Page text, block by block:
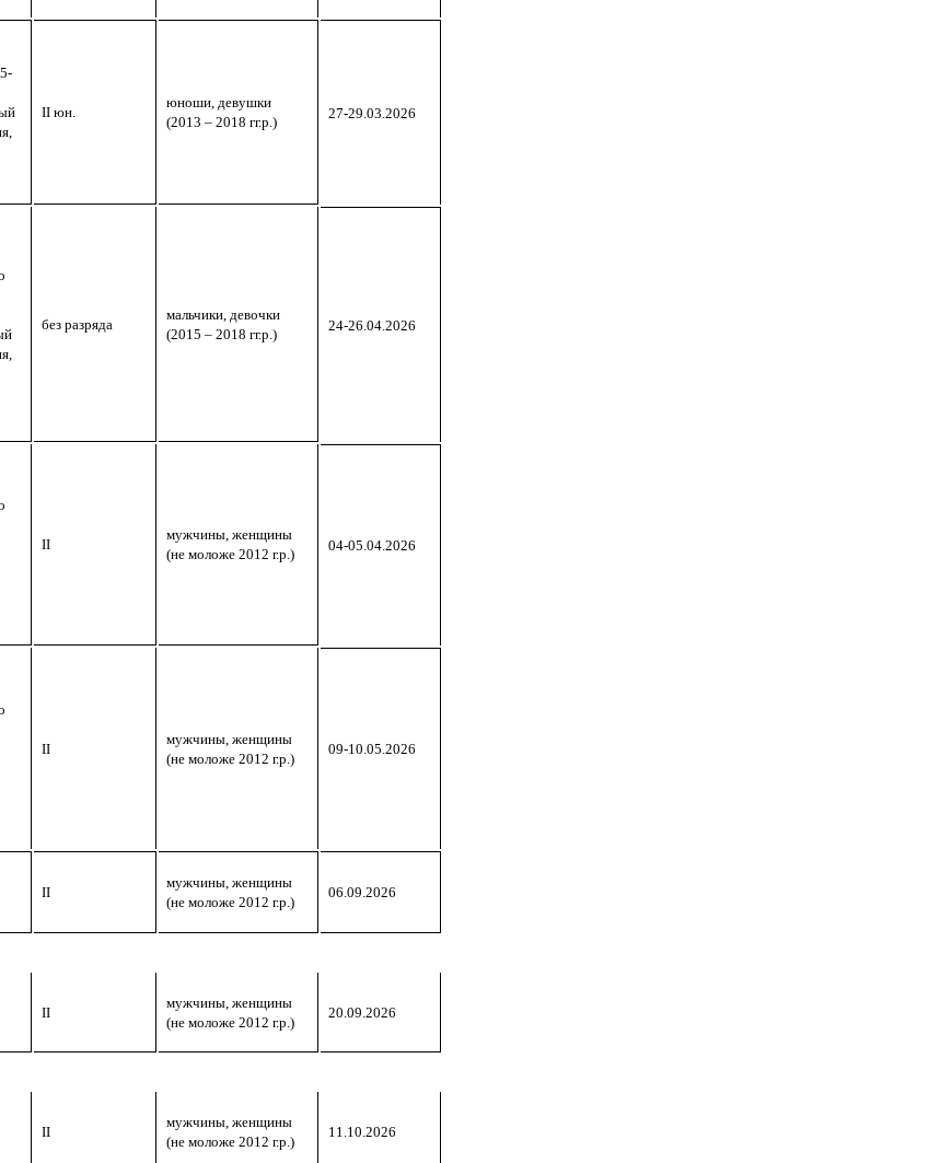
II юн.
юноши, девушки
(2013 – 2018 гг.р.)
27-29.03.2026
без разряда
мальчики, девочки
(2015 – 2018 гг.р.)
24-26.04.2026
II
мужчины, женщины
(не моложе 2012 г.р.)
04-05.04.2026
II
мужчины, женщины
(не моложе 2012 г.р.)
09-10.05.2026
II
мужчины, женщины
(не моложе 2012 г.р.)
06.09.2026
II
мужчины, женщины
(не моложе 2012 г.р.)
20.09.2026
II
мужчины, женщины
(не моложе 2012 г.р.)
11.10.2026